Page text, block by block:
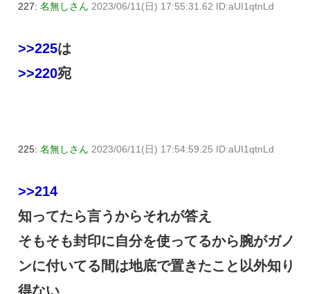
227: 名無しさん 2023/06/11(日) 17:55:31.62 ID:aUI1qtnLd
>>225は
>>220宛
225: 名無しさん 2023/06/11(日) 17:54:59.25 ID:aUI1qtnLd
>>214
知ってたら言うからそれが答え
そもそも封印に自分を使ってるから腕がガノ
ンに付いてる間は地底で置きたこと以外知り
得ない